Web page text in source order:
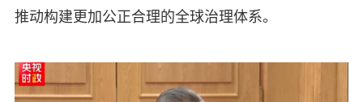
推动构建更加公正合理的全球治理体系。